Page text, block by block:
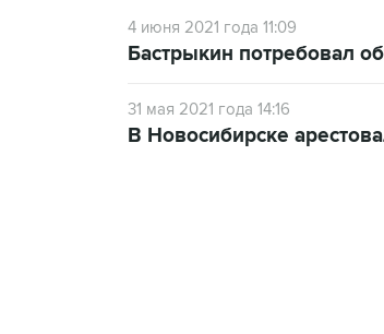
4 июня 2021 года 11:09
Бастрыкин потребовал
31 мая 2021 года 14:16
В Новосибирске